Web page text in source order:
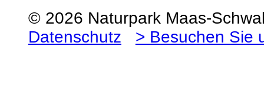
© 2026 Naturpark Maas-
Datenschutz
> Besuchen Sie